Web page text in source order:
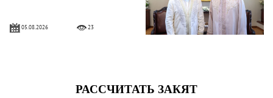
05.08.2026 23